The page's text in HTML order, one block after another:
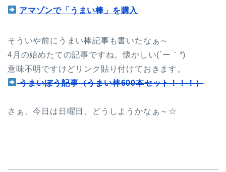
アマゾンで「うまい棒」を購入
そういや前にうまい棒記事も書いたなぁ～
4月の始めたての記事ですね。懐かしい(´ー｀*)
意味不明ですけどリンク貼り付けておきます。
うまいぼう記事（うまい棒600本セット！！！）
さぁ、今日は日曜日、どうしようかなぁ～☆